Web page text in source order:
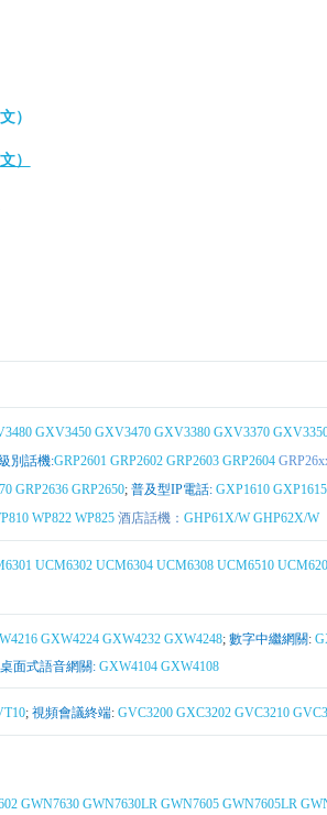
）
）
GXV3450 GXV3470 GXV3380 GXV3370
別話機:GRP2601 GRP2602 GRP2603 GRP2604
GRP2636 GRP2650; 普及型IP電話: GXP1610 GXP1615
WP822 WP825 酒店話機： GHP61X/W GHP62X/W
UCM6302 UCM6304 UCM6308 UCM6510
GXW4224 GXW4232 GXW4248; 數字中繼網關:
桌面式語音網關: GXW4104 GXW4108
; 視頻會議終端: GVC3200 GXC3202 GVC3210
GWN7630 GWN7630LR GWN7605 GWN7605LR